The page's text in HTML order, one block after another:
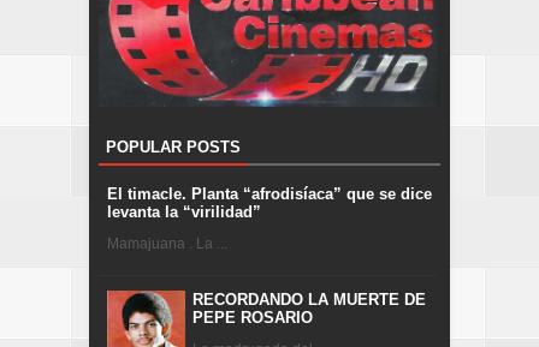
POPULAR POSTS
El timacle. Planta “afrodisíaca” que se dice
levanta la “virilidad”
Mamajuana . La ...
RECORDANDO LA MUERTE DE
PEPE ROSARIO